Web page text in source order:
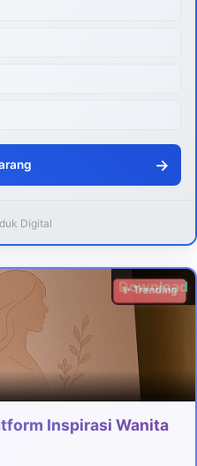
→
Digital
Download
✨ Trending
Inspirasi Wanita